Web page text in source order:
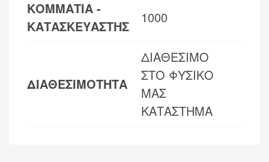
ΚΟΜΜΑΤΙΑ -
ΚΑΤΑΣΚΕΥΑΣΤΗΣ
1000
ΔΙΑΘΕΣΙΜΟΤΗΤΑ
ΔΙΑΘΕΣΙΜΟ
ΣΤΟ ΦΥΣΙΚΟ
ΜΑΣ
ΚΑΤΑΣΤΗΜΑ